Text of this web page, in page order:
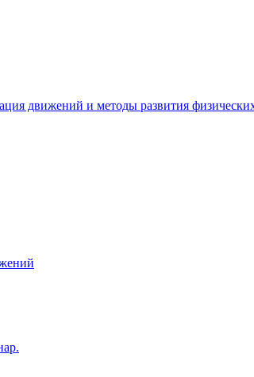
движений и методы развития